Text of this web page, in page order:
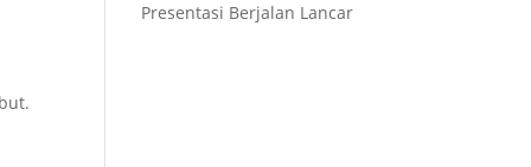
Presentasi Berjalan Lancar